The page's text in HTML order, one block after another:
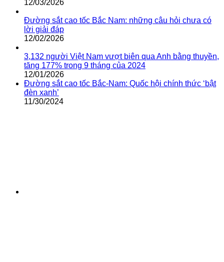
12/03/2026
Đường sắt cao tốc Bắc Nam: những câu hỏi chưa có
lời giải đáp
12/02/2026
3,132 người Việt Nam vượt biên qua Anh bằng thuyền,
tăng 177% trong 9 tháng của 2024
12/01/2026
Đường sắt cao tốc Bắc-Nam: Quốc hội chính thức ‘bật
đèn xanh’
11/30/2024